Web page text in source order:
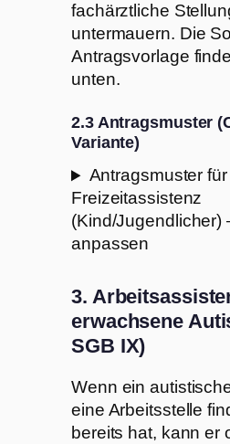
fachärztliche
untermauern. Die
Antragsvorlage
unten.
2.3 Antragsmuster
Variante)
Antragsmuster
Freizeitassistenz
(Kind/Jugendlicher)
anpassen
3.
erwachsene
SGB IX)
Wenn ein
eine Arbeitsstelle
bereits hat, kann er